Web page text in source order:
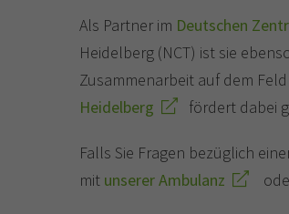
Als Partner im Deutschen
Heidelberg (NCT) ist sie
Zusammenarbeit auf dem
Heidelberg
fördert dabei
Falls Sie Fragen bezüglich
mit unserer Ambulanz